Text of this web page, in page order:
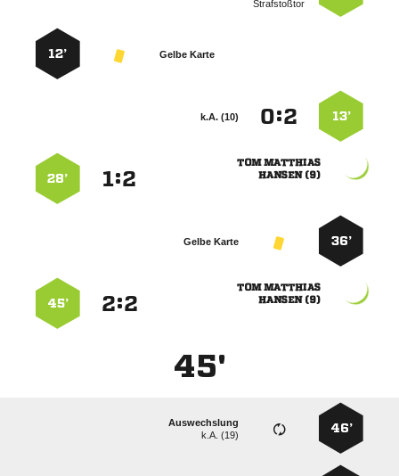
Strafstoßtor
Gelbe Karte
12’
13’
:
k.A. (10)
 
 
:
28’
36’
Gelbe Karte
 
 
:
45’
45'
46’
Auswechslung
k.A. (19)